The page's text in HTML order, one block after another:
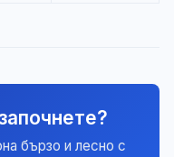
бързо и лесно с